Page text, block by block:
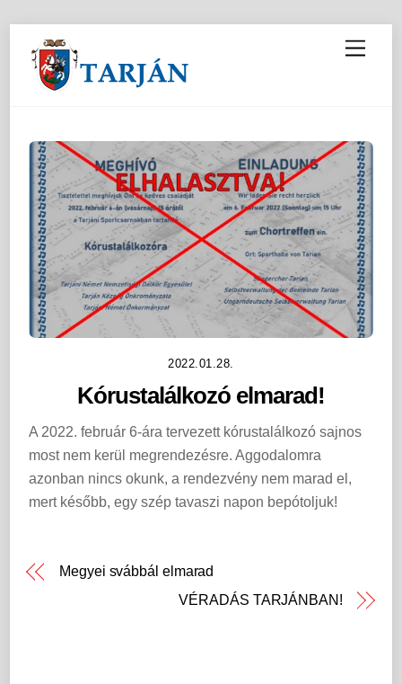
M
e
2022.01.28.
Kórustalálkozó elmarad!
A 2022. február 6-ára tervezett kórustalálkozó sajnos
most nem kerül megrendezésre. Aggodalomra
azonban nincs okunk, a rendezvény nem marad el,
mert később, egy szép tavaszi napon bepótoljuk!
Megyei svábbál elmarad
VÉRADÁS TARJÁNBAN!